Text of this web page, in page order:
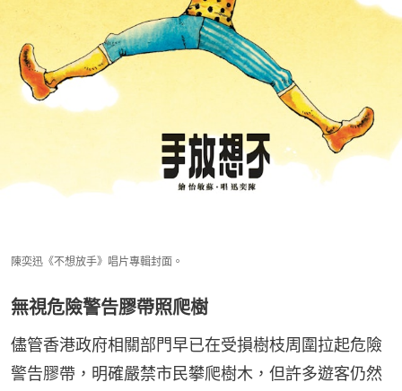
陳奕迅《不想放手》唱片專輯封面。
無視危險警告膠帶照爬樹
儘管香港政府相關部門早已在受損樹枝周圍拉起危險
警告膠帶，明確嚴禁市民攀爬樹木，但許多遊客仍然